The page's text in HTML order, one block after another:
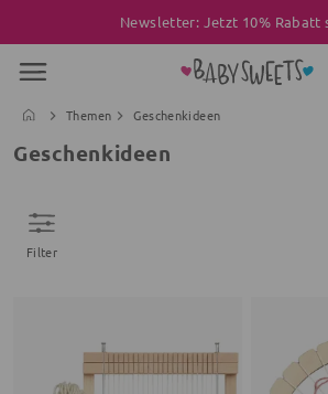
Newsletter: Jetzt 10% Rabatt
Themen Geschenkideen
Geschenkideen
Filter